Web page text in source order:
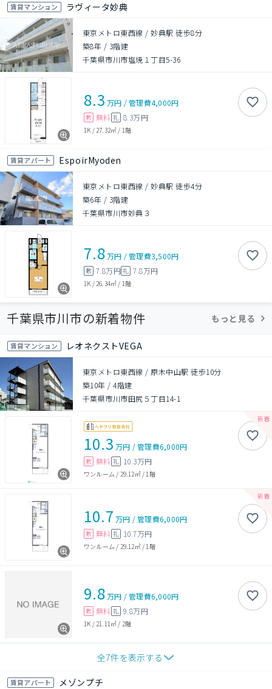
賃貸マンション ラヴィータ妙典
東京メトロ東西線 / 妙典駅 徒歩8分
築8年 / 3階建
千葉県市川市塩焼１丁目5-36
8.3 万円 /管理費4,000円
敷 無料 礼 8.3万円
1K / 27.32㎡ / 1階
賃貸アパート EspoirMyoden
東京メトロ東西線 / 妙典駅 徒歩4分
築6年 / 3階建
千葉県市川市妙典３
7.8万円 /管理費3,500円
敷 7.8万円礼 7.8万円
1K / 26.34㎡ / 1階
千葉県市川市の新着物件 もっと見る
賃貸マンション レオネクストVEGA
東京メトロ東西線 / 原木中山駅 徒歩10分
築10年 /4階建
千葉県市川市田尻５丁目14-1
10.3 万円 /管理費6,000円
敷 無料 礼 10.3万円
ワンルーム / 29.12㎡/1階
10.7 万円 /管理費6,000円
敷 無料 礼 10.7万円
ワンルーム / 29.12㎡/ 1階
9.8万円 /管理費6,000円
敷 無料 礼 9.8万円
1K / 21.11㎡ / 2階
全7件を表示する
賃貸アパート メゾンプチ